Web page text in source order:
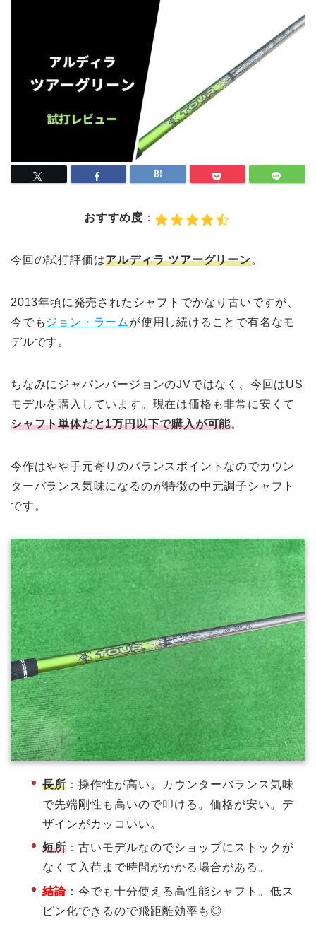
おすすめ度 ：
今回の試打評価はアルディラ ツアーグリーン。
2013年頃に発売されたシャフトでかなり古いですが、
今でも ジョン・ラーム が使用し続けることで有名なモ
デルです。
ちなみにジャパンバージョンのJVではなく、今回はUS
モデルを購入しています。現在は価格も非常に安くて
シャフト単体だと1万円以下で購入が可能。
今作はやや手元寄りのバランスポイントなのでカウン
ターバランス気味になるのが特徴の中元調子シャフト
です。
長所 ：操作性が高い。カウンターバランス気味
で先端剛性も高いので叩ける。価格が安い。デ
ザインがカッコいい。
短所 ：古いモデルなのでショップにストックが
なくて入荷まで時間がかかる場合がある。
結論 ：今でも十分使える高性能シャフト。低ス
ピン化できるので飛距離効率も◎